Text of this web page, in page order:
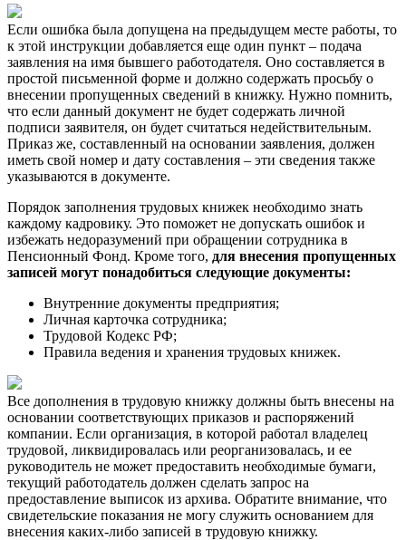
Если ошибка была допущена на предыдущем месте работы, то
к этой инструкции добавляется еще один пункт – подача
заявления на имя бывшего работодателя. Оно составляется в
простой письменной форме и должно содержать просьбу о
внесении пропущенных сведений в книжку. Нужно помнить,
что если данный документ не будет содержать личной
подписи заявителя, он будет считаться недействительным.
Приказ же, составленный на основании заявления, должен
иметь свой номер и дату составления – эти сведения также
указываются в документе.
Порядок заполнения трудовых книжек необходимо знать
каждому кадровику. Это поможет не допускать ошибок и
избежать недоразумений при обращении сотрудника в
Пенсионный Фонд. Кроме того, для внесения пропущенных
записей могут понадобиться следующие документы:
Внутренние документы предприятия;
Личная карточка сотрудника;
Трудовой Кодекс РФ;
Правила ведения и хранения трудовых книжек.
Все дополнения в трудовую книжку должны быть внесены на
основании соответствующих приказов и распоряжений
компании. Если организация, в которой работал владелец
трудовой, ликвидировалась или реорганизовалась, и ее
руководитель не может предоставить необходимые бумаги,
текущий работодатель должен сделать запрос на
предоставление выписок из архива. Обратите внимание, что
свидетельские показания не могу служить основанием для
внесения каких-либо записей в трудовую книжку.